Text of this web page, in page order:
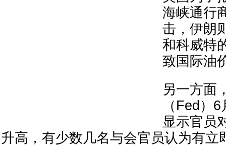
海峡通行
击，伊朗
和科威特
致国际油
另一方面
（Fed）
显示官员
升高，有少数几名与会官员认为有立